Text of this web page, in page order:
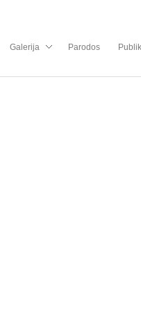
Galerija Parodos